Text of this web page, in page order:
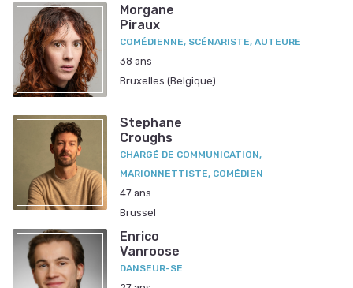
Morgane
Piraux
COMÉDIENNE, SCÉNARISTE, AUTEURE
38 ans
Bruxelles (Belgique)
Stephane
Croughs
CHARGÉ DE COMMUNICATION,
MARIONNETTISTE, COMÉDIEN
47 ans
Brussel
Enrico
Vanroose
DANSEUR-SE